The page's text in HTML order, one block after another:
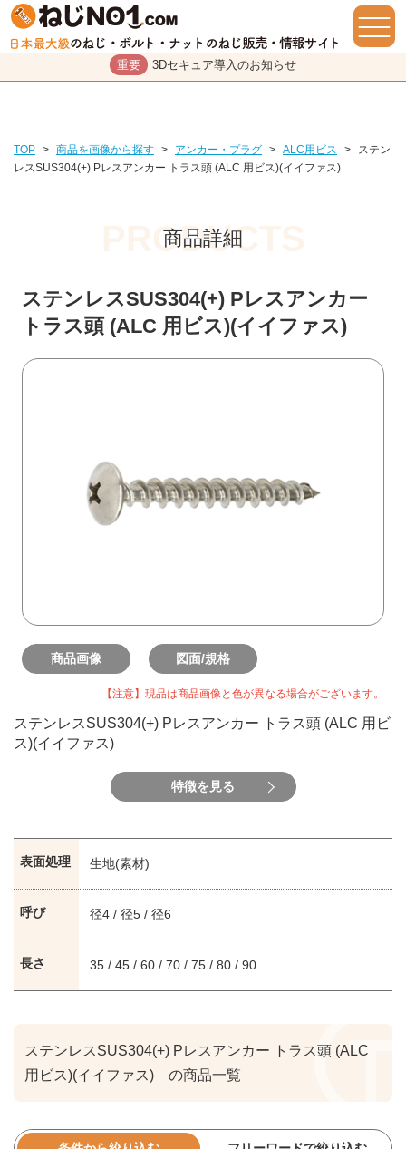
重要 3Dセキュア導入のお知らせ
TOP > 商品を画像から探す > アンカー・プラグ > ALC用ビス >
ステン
レスSUS304(+) Pレスアンカー トラス頭 (ALC 用ビス)(イイファス)
商品詳細
ステンレスSUS304(+) Pレスアンカー
トラス頭 (ALC 用ビス)(イイファス)
商品画像 図面/規格
【注意】現品は商品画像と色が異なる場合がございます。
ステンレスSUS304(+) Pレスアンカー トラス頭 (ALC 用ビ
ス)(イイファス)
特徴を見る
表面処理 生地(素材)
呼び 径4 / 径5 / 径6
長さ 35 / 45 / 60 / 70 / 75 / 80 / 90
ステンレスSUS304(+) Pレスアンカー トラス頭 (ALC
用ビス)(イイファス) の商品一覧